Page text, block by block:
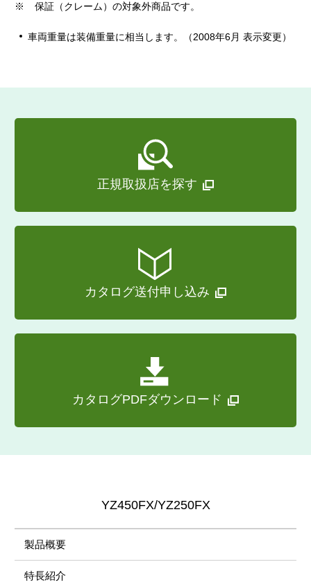
※ 保証（クレーム）の対象外商品です。
車両重量は装備重量に相当します。（2008年6月 表示変更）
正規取扱店を探す
カタログ送付申し込み
カタログPDFダウンロード
YZ450FX/YZ250FX
製品概要
特長紹介